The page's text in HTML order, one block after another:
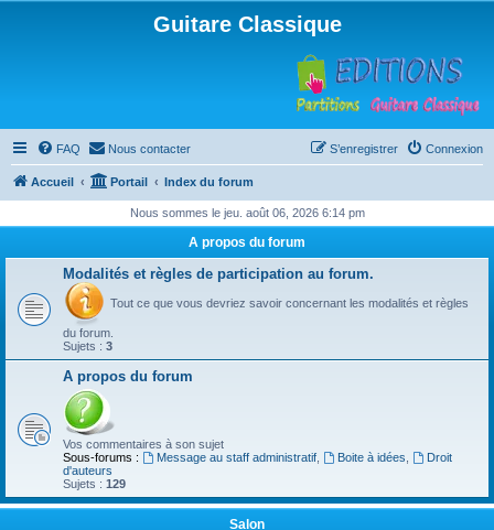
Guitare Classique
FAQ Nous contacter Connexion
S’enregistrer
Accueil Portail Index du forum
Nous sommes le jeu. août 06, 2026 6:14 pm
A propos du forum
Modalités et règles de participation au forum.
Tout ce que vous devriez savoir concernant les modalités et règles
du forum.
Sujets : 3
A propos du forum
Vos commentaires à son sujet
Sous-forums :
Message au staff administratif, Boite à idées
Droit
d'auteurs
Sujets : 129
Salon